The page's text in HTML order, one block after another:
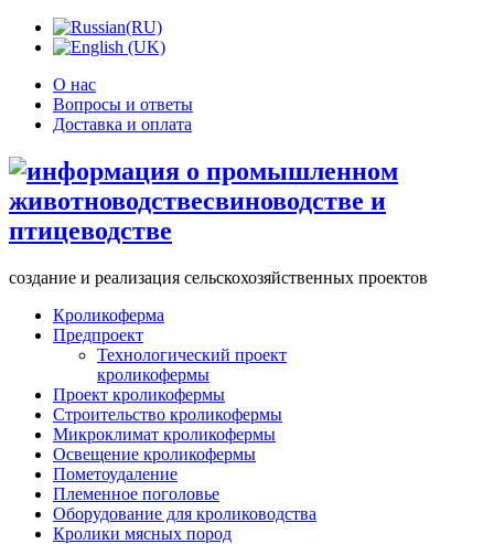
О нас
Вопросы и ответы
Доставка и оплата
создание и реализация сельскохозяйственных проектов
Кроликоферма
Предпроект
Технологический проект
кроликофермы
Проект кроликофермы
Строительство кроликофермы
Микроклимат кроликофермы
Освещение кроликофермы
Пометоудаление
Племенное поголовье
Оборудование для кролиководства
Кролики мясных пород